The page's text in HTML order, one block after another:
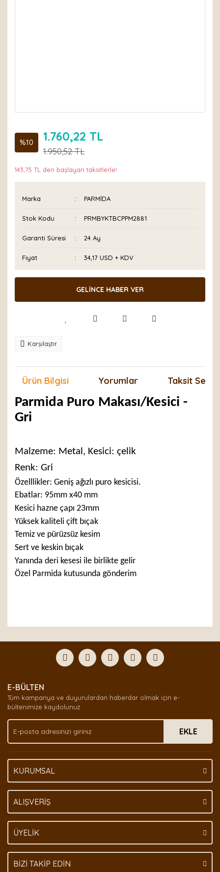
%10 1.760,22 TL
1.950,52 TL
143,75 TL den başlayan taksitlerle!
Marka PARMİDA
Stok Kodu PRMBYKTBCPPM2881
Garanti Süresi 24 Ay
Fiyat 34,17 USD + KDV
GELİNCE HABER VER
Karşılaştır
Ürün Bilgisi Yorumlar Taksit
Parmida Puro Makası/Kesici -
Gri
Malzeme: Metal, Kesici: çelik
Renk: Gri
Özelllikler: Geniş ağızlı puro kesicisi.
Ebatlar: 95mm x40 mm
Kesici hazne çapı 23mm
Yüksek kaliteli çift bıçak
Temiz ve pürüzsüz kesim
Sert ve keskin bıçak
Yanında deri kesesi ile birlikte gelir
Özel Parmida kutusunda gönderim
Yorum Yaz
formunu kullanarak tarafımıza iletebilirsiniz.
Görüş ve önerileriniz için teşekkür ederiz.
Ürün açıklamasında eksik bilgiler bulunuyor.
Ürün bilgilerinde hatalar bulunuyor.
Ürün fiyatı diğer sitelerden daha pahalı.
Bu ürüne benzer farklı alternatifler olmalı.
E-BÜLTEN
Tüm kampanya ve duyurulardan haberdar olmak için e-
bültenimize kaydolunuz.
EKLE
KURUMSAL
ALIŞVERİŞ
ÜYELİK
BİZİ TAKİP EDİN